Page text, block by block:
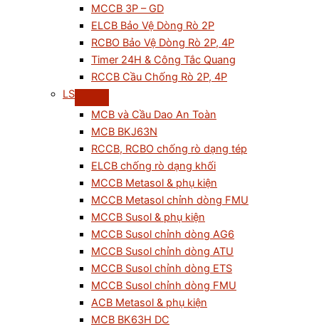
MCCB 3P – GD
ELCB Bảo Vệ Dòng Rò 2P
RCBO Bảo Vệ Dòng Rò 2P, 4P
Timer 24H & Công Tắc Quang
RCCB Cầu Chống Rò 2P, 4P
LS
MCB và Cầu Dao An Toàn
MCB BKJ63N
RCCB, RCBO chống rò dạng tép
ELCB chống rò dạng khối
MCCB Metasol & phụ kiện
MCCB Metasol chỉnh dòng FMU
MCCB Susol & phụ kiện
MCCB Susol chỉnh dòng AG6
MCCB Susol chỉnh dòng ATU
MCCB Susol chỉnh dòng ETS
MCCB Susol chỉnh dòng FMU
ACB Metasol & phụ kiện
MCB BK63H DC